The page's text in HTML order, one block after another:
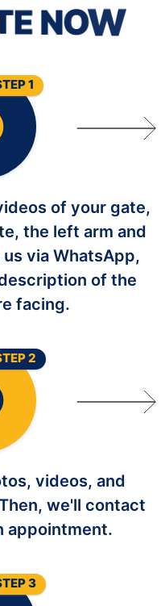
E NOW
of your gate,
the left arm and
via WhatsApp,
of the
facing.
1
videos, and
we'll contact
appointment.
2
3